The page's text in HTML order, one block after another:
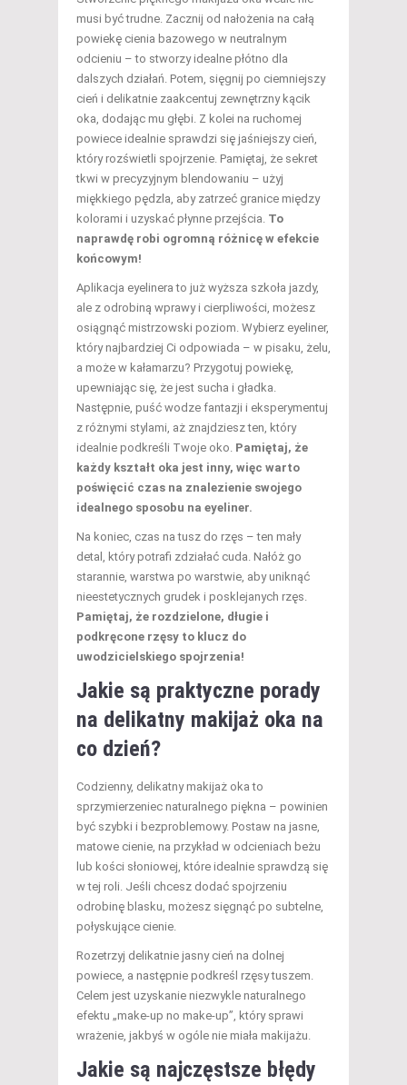
musi być trudne. Zacznij od nałożenia na całą
powiekę cienia bazowego w neutralnym
odcieniu – to stworzy idealne płótno dla
dalszych działań. Potem, sięgnij po ciemniejszy
cień i delikatnie zaakcentuj zewnętrzny kącik
oka, dodając mu głębi. Z kolei na ruchomej
powiece idealnie sprawdzi się jaśniejszy cień,
który rozświetli spojrzenie. Pamiętaj, że sekret
tkwi w precyzyjnym blendowaniu – użyj
miękkiego pędzla, aby zatrzeć granice między
kolorami i uzyskać płynne przejścia. To
naprawdę robi ogromną różnicę w efekcie
końcowym!
Aplikacja eyelinera to już wyższa szkoła jazdy,
ale z odrobiną wprawy i cierpliwości, możesz
osiągnąć mistrzowski poziom. Wybierz eyeliner,
który najbardziej Ci odpowiada – w pisaku, żelu,
a może w kałamarzu? Przygotuj powiekę,
upewniając się, że jest sucha i gładka.
Następnie, puść wodze fantazji i eksperymentuj
z różnymi stylami, aż znajdziesz ten, który
idealnie podkreśli Twoje oko. Pamiętaj, że
każdy kształt oka jest inny, więc warto
poświęcić czas na znalezienie swojego
idealnego sposobu na eyeliner.
Na koniec, czas na tusz do rzęs – ten mały
detal, który potrafi zdziałać cuda. Nałóż go
starannie, warstwa po warstwie, aby uniknąć
nieestetycznych grudek i posklejanych rzęs.
Pamiętaj, że rozdzielone, długie i
podkręcone rzęsy to klucz do
uwodzicielskiego spojrzenia!
Jakie są praktyczne porady
na delikatny makijaż oka na
co dzień?
Codzienny, delikatny makijaż oka to
sprzymierzeniec naturalnego piękna – powinien
być szybki i bezproblemowy. Postaw na jasne,
matowe cienie, na przykład w odcieniach beżu
lub kości słoniowej, które idealnie sprawdzą się
w tej roli. Jeśli chcesz dodać spojrzeniu
odrobinę blasku, możesz sięgnąć po subtelne,
połyskujące cienie.
Rozetrzyj delikatnie jasny cień na dolnej
powiece, a następnie podkreśl rzęsy tuszem.
Celem jest uzyskanie niezwykle naturalnego
efektu „make-up no make-up”, który sprawi
wrażenie, jakbyś w ogóle nie miała makijażu.
Jakie są najczęstsze błędy